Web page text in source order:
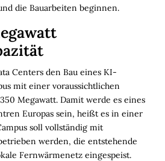
die Bauarbeiten beginnen.
Centers den Bau eines KI-
mit einer voraussichtlichen
Megawatt. Damit werde es eines
Europas sein, heißt es in einer
soll vollständig mit
werden, die entstehende
Fernwärmenetz eingespeist.